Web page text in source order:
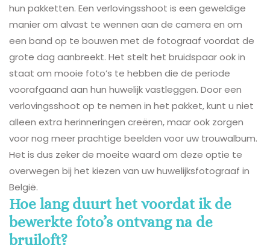
hun pakketten. Een verlovingsshoot is een geweldige
manier om alvast te wennen aan de camera en om
een band op te bouwen met de fotograaf voordat de
grote dag aanbreekt. Het stelt het bruidspaar ook in
staat om mooie foto’s te hebben die de periode
voorafgaand aan hun huwelijk vastleggen. Door een
verlovingsshoot op te nemen in het pakket, kunt u niet
alleen extra herinneringen creëren, maar ook zorgen
voor nog meer prachtige beelden voor uw trouwalbum.
Het is dus zeker de moeite waard om deze optie te
overwegen bij het kiezen van uw huwelijksfotograaf in
België.
Hoe lang duurt het voordat ik de
bewerkte foto’s ontvang na de
bruiloft?